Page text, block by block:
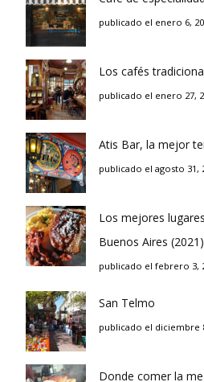
publicado el enero 6,
Los cafés
publicado el enero 27,
Atis Bar, la mejor
publicado el agosto 31,
Los mejores
Buenos Aires (2021)
publicado el febrero 3,
San Telmo
publicado el diciembre
Donde comer la